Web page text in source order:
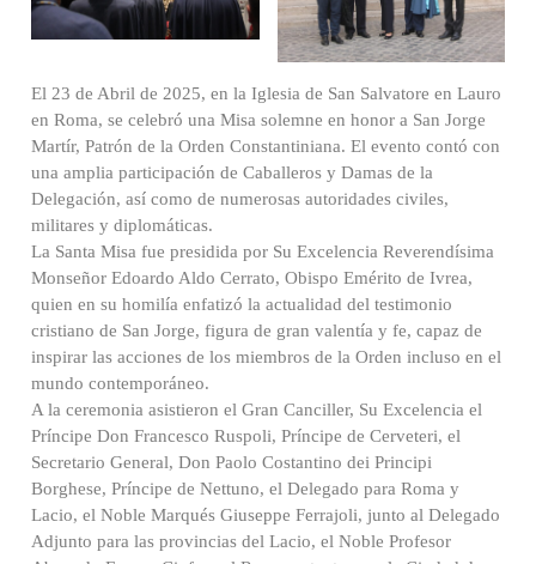
El 23 de Abril de 2025, en la Iglesia de San Salvatore en Lauro
en Roma, se celebró una Misa solemne en honor a San Jorge
Martír, Patrón de la Orden Constantiniana. El evento contó con
una amplia participación de Caballeros y Damas de la
Delegación, así como de numerosas autoridades civiles,
militares y diplomáticas.
La Santa Misa fue presidida por Su Excelencia Reverendísima
Monseñor Edoardo Aldo Cerrato, Obispo Emérito de Ivrea,
quien en su homilía enfatizó la actualidad del testimonio
cristiano de San Jorge, figura de gran valentía y fe, capaz de
inspirar las acciones de los miembros de la Orden incluso en el
mundo contemporáneo.
A la ceremonia asistieron el Gran Canciller, Su Excelencia el
Príncipe Don Francesco Ruspoli, Príncipe de Cerveteri, el
Secretario General, Don Paolo Costantino dei Principi
Borghese, Príncipe de Nettuno, el Delegado para Roma y
Lacio, el Noble Marqués Giuseppe Ferrajoli, junto al Delegado
Adjunto para las provincias del Lacio, el Noble Profesor